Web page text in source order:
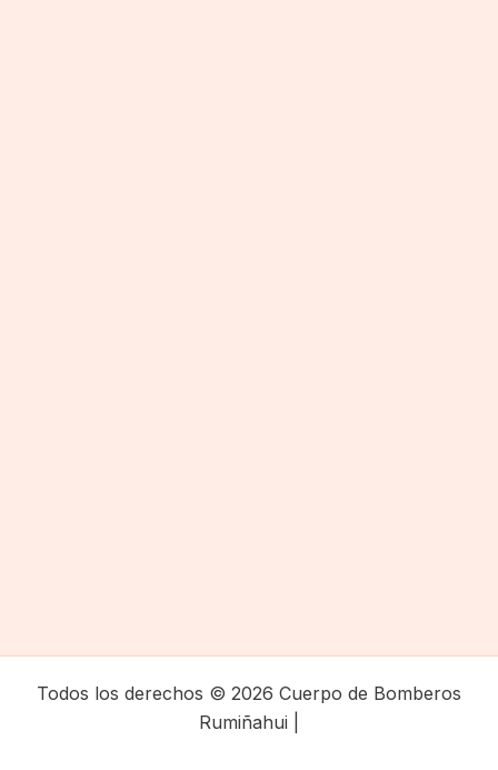
Todos los derechos © 2026 Cuerpo de Bomberos
Rumiñahui |